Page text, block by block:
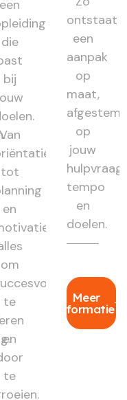
een
die
bij
tot
en
om
te
en
te
ontstaat
een
aanpak
op
maat,
op
jouw
hulpvraag,
tempo
en
doelen.
Meer
informatie